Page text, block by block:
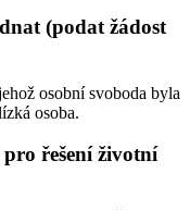
(podat žádost
osobní svoboda byla
osoba.
řešení životní